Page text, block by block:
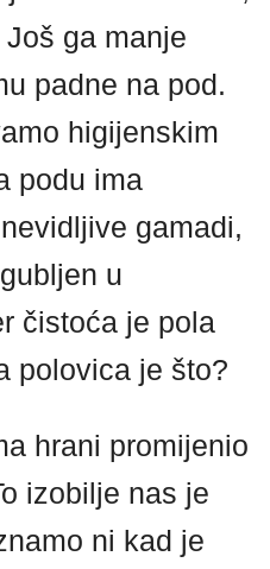
ga manje
padne na pod.
higijenskim
podu ima
gamadi,
u
čistoća je pola
polovica je što?
hrani promijenio
izobilje nas je
ni kad je